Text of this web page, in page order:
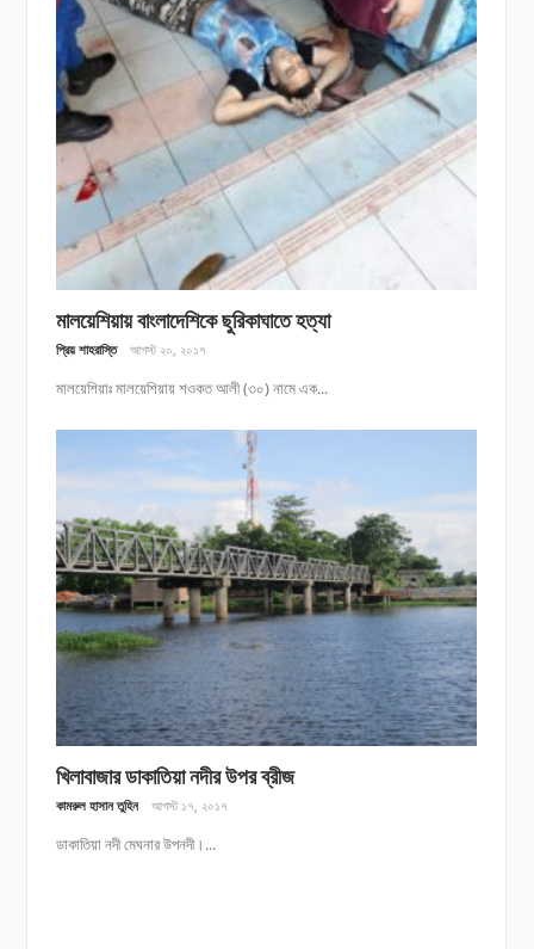
মালয়েশিয়ায় বাংলাদেশিকে ছুরিকাঘাতে হত্যা
প্রিয় শাহরাস্তি আগস্ট ২০, ২০১৭
মালয়েশিয়াঃ মালয়েশিয়ায় শওকত আলী (৩০) নামে এক...
খিলাবাজার ডাকাতিয়া নদীর উপর ব্রীজ
কামরুল হাসান তুহিন আগস্ট ১৭, ২০১৭
ডাকাতিয়া নদী মেঘনার উপনদী।...